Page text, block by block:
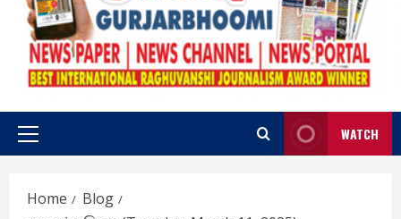
Primary
WATCH
Home
Blog